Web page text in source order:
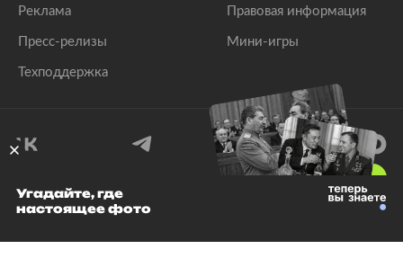
Реклама
Пресс-релизы
Техподдержка
Правовая информация
Мини-игры
© 1999–2026 Все права защищены.
Угадайте, где
настоящее фото